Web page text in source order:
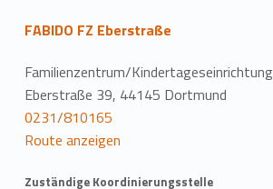
FABIDO FZ Eberstraße
Familienzentrum/Kindertageseinrichtung
Eberstraße 39, 44145 Dortmund
0231/810165
Route anzeigen
Zuständige Koordinierungsstelle